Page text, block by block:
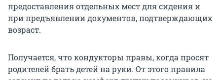
предоставления отдельных мест для сидения и
при предъявлении документов, подтверждающих
возраст.
Получается, что кондукторы правы, когда просят
родителей брать детей на руки. От этого правила